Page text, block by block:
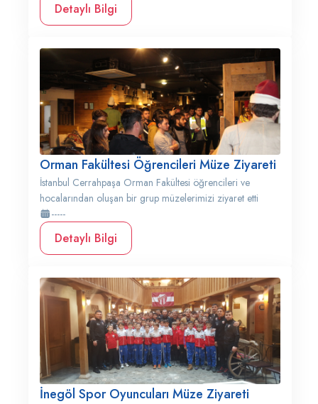
Detaylı Bilgi
Orman Fakültesi Öğrencileri Müze Ziyareti
İstanbul Cerrahpaşa Orman Fakültesi öğrencileri ve
hocalarından oluşan bir grup müzelerimizi ziyaret etti
-----
Detaylı Bilgi
İnegöl Spor Oyuncuları Müze Ziyareti